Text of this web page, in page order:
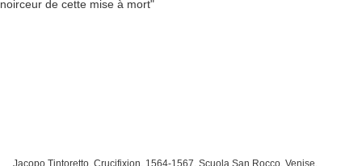
Jacopo Tintoretto, Crucifixion, 1564-1567, Scuola San Rocco, Venise.